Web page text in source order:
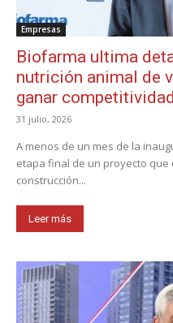
Empresas
Biofarma ultima
nutrición animal de
ganar
31 julio, 2026
A menos de un mes de la
etapa final de un proyecto
construcción...
Leer más